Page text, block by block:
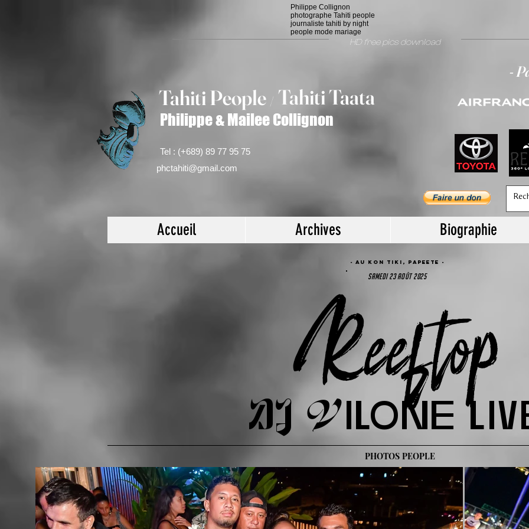
Philippe Collignon
photographe Tahiti people
journaliste tahiti by night
people mode mariage
HD free pics download
Tahiti People /
Philippe & Mailee Collignon
Tel : (+689) 89 77 95 75
phctahiti@gmail.com
-
Tahiti Taata
Accueil Archives Biographie
- Au KON TIKI, papeete -
samedi 23 août 2025
Reeftop
DJ Vilone
PHOTOS PEOPLE